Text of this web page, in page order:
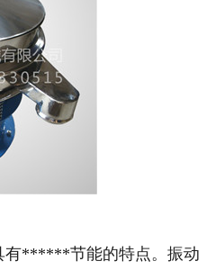
******节能的特点。振动